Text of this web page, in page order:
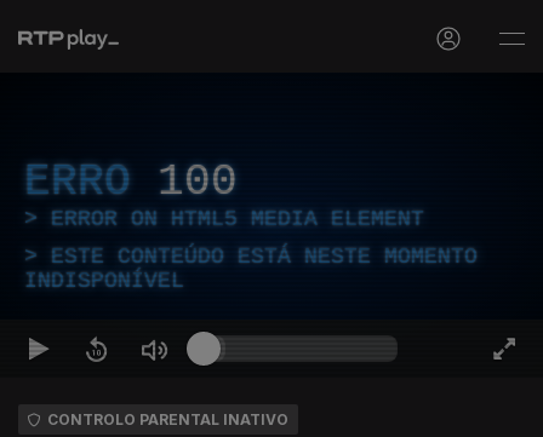
ERRO 100
ERROR ON HTML5 MEDIA ELEMENT
ESTE CONTEÚDO ESTÁ NESTE MOMENTO
INDISPONÍVEL
CONTROLO PARENTAL INATIVO